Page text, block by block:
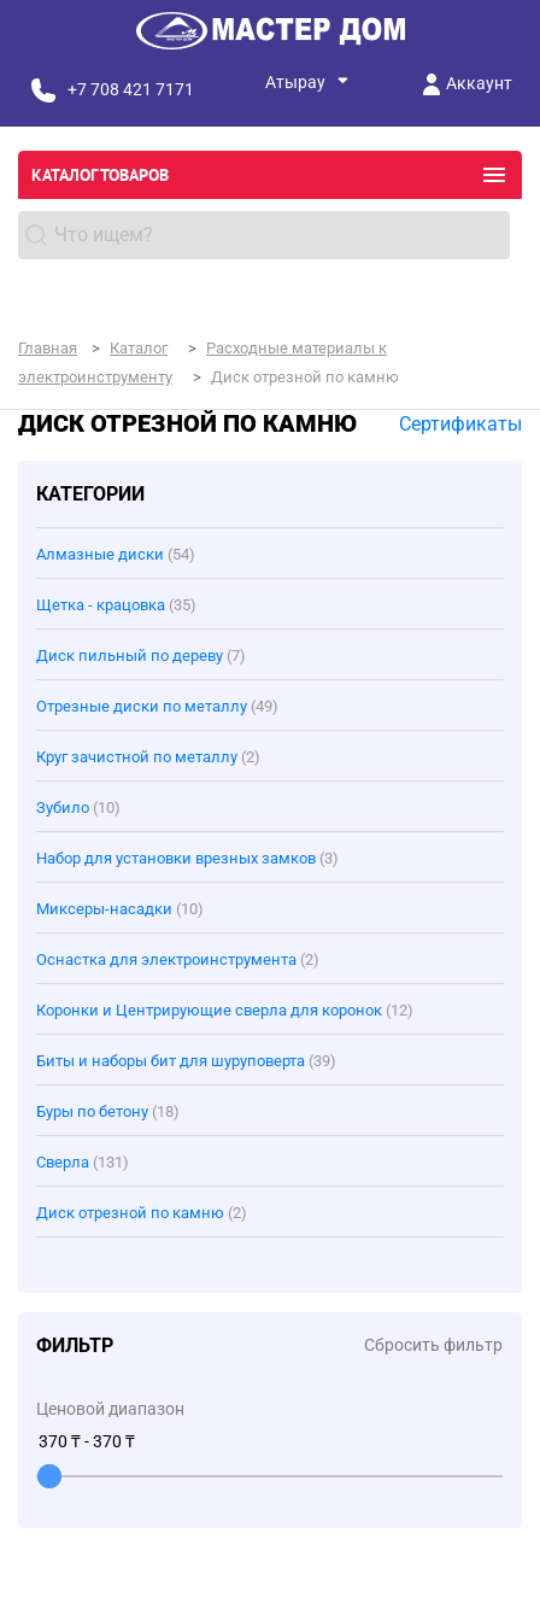
+7 708 421 7171 Аккаунт
КАТАЛОГ ТОВАРОВ
Главная Каталог
Расходные материалы к
электроинструменту
Диск отрезной по камню
ДИСК ОТРЕЗНОЙ ПО КАМНЮ Сертификаты
КАТЕГОРИИ
Алмазные диски (54)
Щетка - крацовка (35)
Диск пильный по дереву (7)
Отрезные диски по металлу (49)
Круг зачистной по металлу (2)
Зубило (10)
Набор для установки врезных замков (3)
Миксеры-насадки (10)
Оснастка для электроинструмента (2)
Коронки и Центрирующие сверла для коронок (12)
Биты и наборы бит для шуруповерта (39)
Буры по бетону (18)
Сверла (131)
Диск отрезной по камню (2)
ФИЛЬТР Сбросить фильтр
Ценовой диапазон